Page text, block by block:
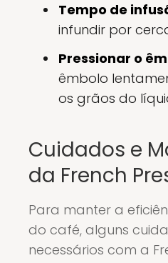
Tempo de
infundir por
Pressionar o
êmbolo
os grãos do
Cuidados e
da French
Para manter a
do café, alguns
necessários com a